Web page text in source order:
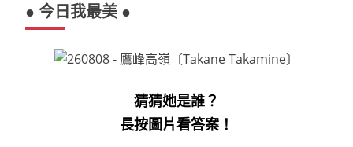
● 今日我最美 ●
猜猜她是誰？
長按圖片看答案！